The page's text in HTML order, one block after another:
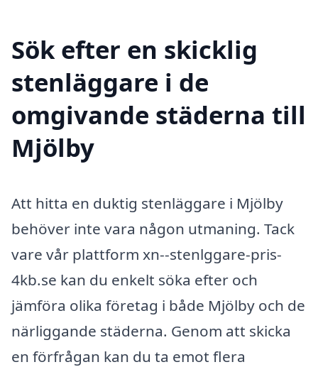
Sök efter en skicklig
stenläggare i de
omgivande städerna till
Mjölby
Att hitta en duktig stenläggare i Mjölby
behöver inte vara någon utmaning. Tack
vare vår plattform xn--stenlggare-pris-
4kb.se kan du enkelt söka efter och
jämföra olika företag i både Mjölby och de
närliggande städerna. Genom att skicka
en förfrågan kan du ta emot flera